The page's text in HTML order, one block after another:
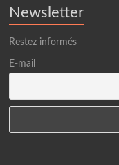
Newsletter
Restez informés
E-mail